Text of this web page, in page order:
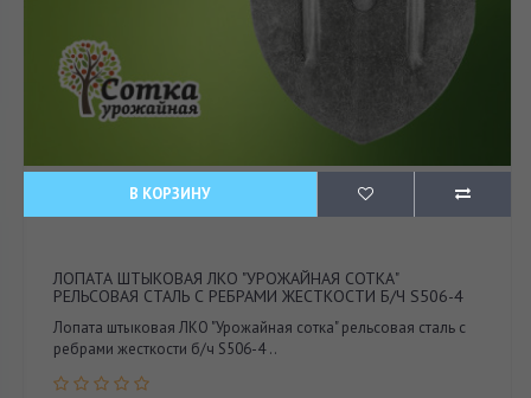
В КОРЗИНУ
ЛОПАТА ШТЫКОВАЯ ЛКО "УРОЖАЙНАЯ СОТКА"
РЕЛЬСОВАЯ СТАЛЬ С РЕБРАМИ ЖЕСТКОСТИ Б/Ч S506-4
Лопата штыковая ЛКО "Урожайная сотка" рельсовая сталь с
ребрами жесткости б/ч S506-4 ..